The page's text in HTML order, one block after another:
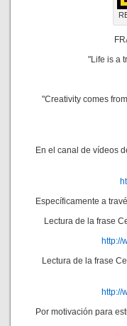
"Life is a
"Creativity comes
En el canal de vídeos
Específicamente a
Lectura de la frase
http://
Lectura de la frase
http://
Por motivación para